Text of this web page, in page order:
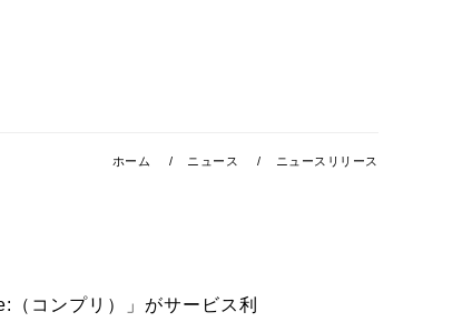
ホーム ニュース ニュースリリース
コンプリ）」がサービス利